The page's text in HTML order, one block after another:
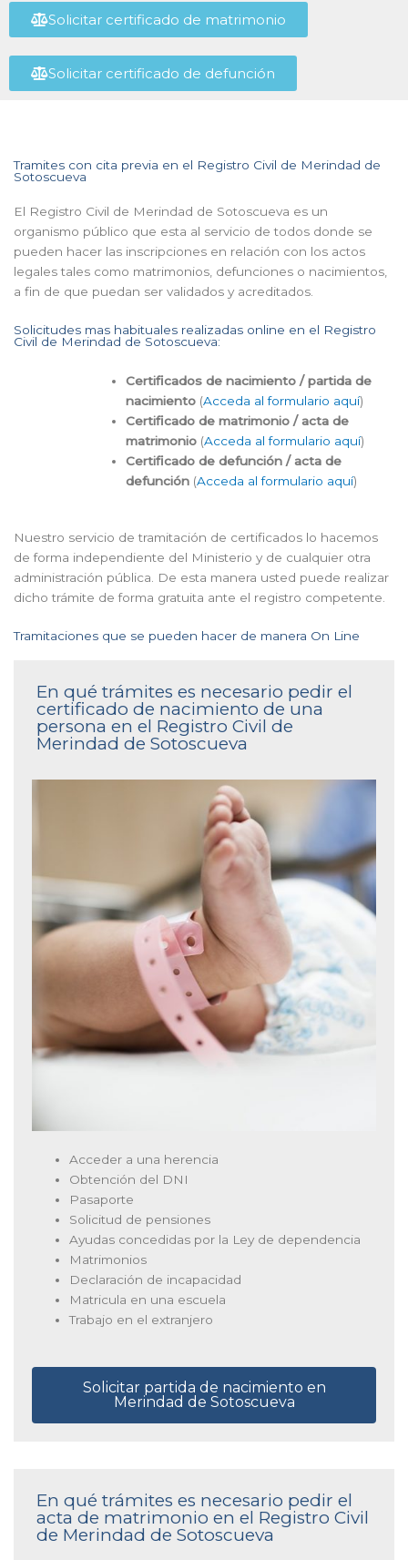
Solicitar certificado de matrimonio
Solicitar certificado de defunción
Tramites con cita previa en el Registro Civil de Merindad de
Sotoscueva
El Registro Civil de Merindad de Sotoscueva es un
organismo público que esta al servicio de todos donde se
pueden hacer las inscripciones en relación con los actos
legales tales como matrimonios, defunciones o nacimientos,
a fin de que puedan ser validados y acreditados.
Solicitudes mas habituales realizadas online en el Registro
Civil de Merindad de Sotoscueva:
Certificados de nacimiento / partida de
nacimiento (Acceda al formulario aquí)
Certificado de matrimonio / acta de
matrimonio (Acceda al formulario aquí)
Certificado de defunción / acta de
defunción (Acceda al formulario aquí)
Nuestro servicio de tramitación de certificados lo hacemos
de forma independiente del Ministerio y de cualquier otra
administración pública. De esta manera usted puede realizar
dicho trámite de forma gratuita ante el registro competente.
Tramitaciones que se pueden hacer de manera On Line
En qué trámites es necesario pedir el
certificado de nacimiento de una
persona en el Registro Civil de
Merindad de Sotoscueva
Acceder a una herencia
Obtención del DNI
Pasaporte
Solicitud de pensiones
Ayudas concedidas por la Ley de dependencia
Matrimonios
Declaración de incapacidad
Matricula en una escuela
Trabajo en el extranjero
Solicitar partida de nacimiento en
Merindad de Sotoscueva
En qué trámites es necesario pedir el
acta de matrimonio en el Registro Civil
de Merindad de Sotoscueva